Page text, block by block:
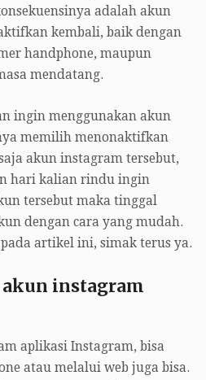
adalah akun
kembali, baik dengan
handphone, maupun
mendatang.
ingin menggunakan akun
memilih menonaktifkan
akun instagram tersebut,
hari kalian rindu ingin
tersebut maka tinggal
dengan cara yang mudah.
artikel ini, simak terus ya.
akun instagram
aplikasi Instagram, bisa
atau melalui web juga bisa.